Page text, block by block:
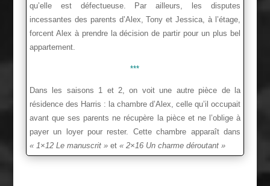
qu’elle est défectueuse. Par ailleurs, les disputes
incessantes des parents d’Alex, Tony et Jessica, à l’étage,
forcent Alex à prendre la décision de partir pour un plus bel
appartement.
***
Dans les saisons 1 et 2, on voit une autre pièce de la
résidence des Harris : la chambre d’Alex, celle qu’il occupait
avant que ses parents ne récupère la pièce et ne l’oblige à
payer un loyer pour rester. Cette chambre apparaît dans
« 1×12 Le manuscrit »et « 2×16 Un charme déroutant »